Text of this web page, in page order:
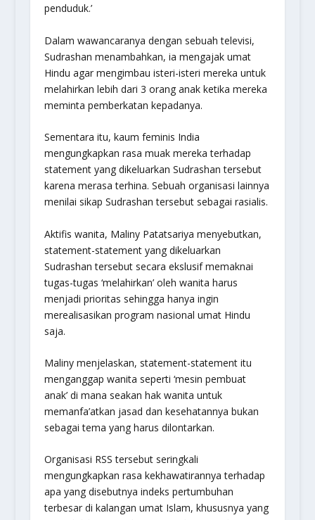
penduduk.’
Dalam wawancaranya dengan sebuah televisi,
Sudrashan menambahkan, ia mengajak umat
Hindu agar mengimbau isteri-isteri mereka untuk
melahirkan lebih dari 3 orang anak ketika mereka
meminta pemberkatan kepadanya.
Sementara itu, kaum feminis India
mengungkapkan rasa muak mereka terhadap
statement yang dikeluarkan Sudrashan tersebut
karena merasa terhina. Sebuah organisasi lainnya
menilai sikap Sudrashan tersebut sebagai rasialis.
Aktifis wanita, Maliny Patatsariya menyebutkan,
statement-statement yang dikeluarkan
Sudrashan tersebut secara ekslusif memaknai
tugas-tugas ‘melahirkan’ oleh wanita harus
menjadi prioritas sehingga hanya ingin
merealisasikan program nasional umat Hindu
saja.
Maliny menjelaskan, statement-statement itu
menganggap wanita seperti ‘mesin pembuat
anak’ di mana seakan hak wanita untuk
memanfa’atkan jasad dan kesehatannya bukan
sebagai tema yang harus dilontarkan.
Organisasi RSS tersebut seringkali
mengungkapkan rasa kekhawatirannya terhadap
apa yang disebutnya indeks pertumbuhan
terbesar di kalangan umat Islam, khususnya yang